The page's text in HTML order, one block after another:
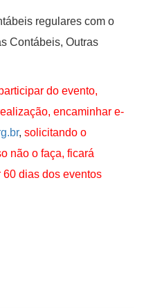
regulares com o
Contábeis, Outras
do evento,
encaminhar e-
, solicitando o
não o faça, ficará
dias dos eventos